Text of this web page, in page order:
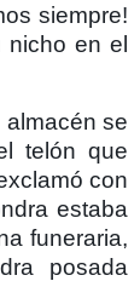
siempre!
nicho en el
se
telón que
con
estaba
funeraria,
posada